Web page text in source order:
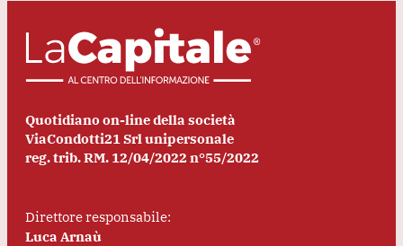
Quotidiano on-line della società
ViaCondotti21 Srl unipersonale
reg. trib. RM. 12/04/2022 n°55/2022
Direttore responsabile:
Luca Arnaù